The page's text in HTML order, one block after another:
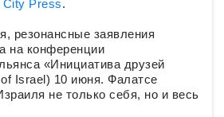
City Press.
резонансные заявления
на конференции
«Инициатива друзей
Israel) 10 июня. Фалатсе
не только себя, но и весь